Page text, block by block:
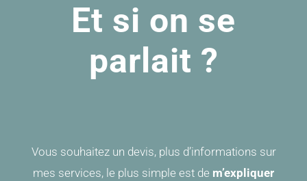
Et si on se
parlait ?
Vous souhaitez un devis, plus d’informations sur
mes services, le plus simple est de m’expliquer